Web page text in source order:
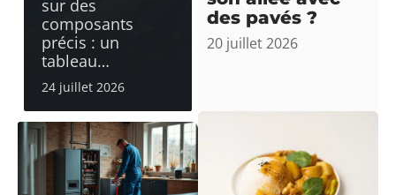
sur des
composants
précis : un
tableau…
24 juillet 2026
des pavés ?
20 juillet 2026